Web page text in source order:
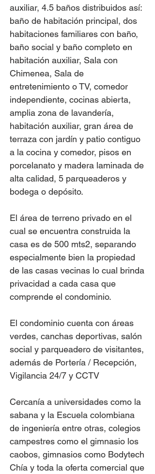
auxiliar, 4.5 baños distribuidos así:
baño de habitación principal, dos
habitaciones familiares con baño,
baño social y baño completo en
habitación auxiliar, Sala con
Chimenea, Sala de
entretenimiento o TV, comedor
independiente, cocinas abierta,
amplia zona de lavandería,
habitación auxiliar, gran área de
terraza con jardín y patio contiguo
a la cocina y comedor, pisos en
porcelanato y madera laminada de
alta calidad, 5 parqueaderos y
bodega o depósito.
El área de terreno privado en el
cual se encuentra construida la
casa es de 500 mts2, separando
especialmente bien la propiedad
de las casas vecinas lo cual brinda
privacidad a cada casa que
comprende el condominio.
El condominio cuenta con áreas
verdes, canchas deportivas, salón
social y parqueadero de visitantes,
además de Portería / Recepción,
Vigilancia 24/7 y CCTV
Cercanía a universidades como la
sabana y la Escuela colombiana
de ingeniería entre otras, colegios
campestres como el gimnasio los
caobos, gimnasios como Bodytech
Chía y toda la oferta comercial que